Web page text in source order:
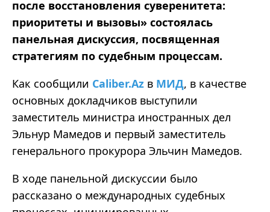
после восстановления суверенитета:
приоритеты и вызовы» состоялась
панельная дискуссия, посвященная
стратегиям по судебным процессам.
Как сообщили Caliber.Az в МИД, в качестве
основных докладчиков выступили
заместитель министра иностранных дел
Эльнур Мамедов и первый заместитель
генерального прокурора Эльчин Мамедов.
В ходе панельной дискуссии было
рассказано о международных судебных